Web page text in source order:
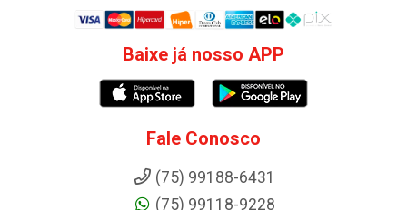
Baixe já nosso APP
Fale Conosco
(75) 99188-6431
(75) 99118-9228